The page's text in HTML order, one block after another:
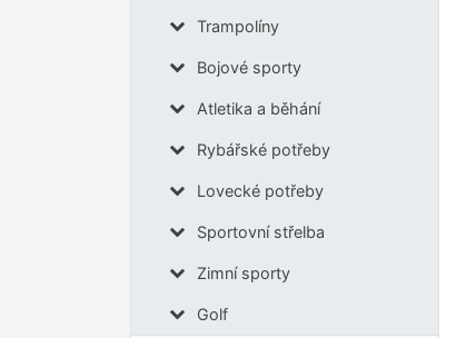
Trampolíny
Bojové sporty
Atletika a běhání
Rybářské potřeby
Lovecké potřeby
Sportovní střelba
Zimní sporty
Golf